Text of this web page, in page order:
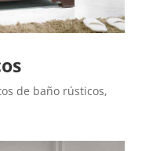
de baño rústicos,